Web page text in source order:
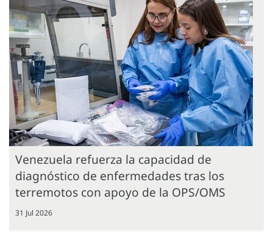
Venezuela refuerza la capacidad de
diagnóstico de enfermedades tras los
terremotos con apoyo de la OPS/OMS
31 Jul 2026